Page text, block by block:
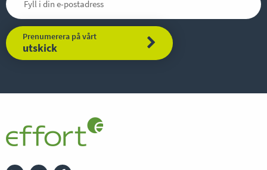
Prenumerera på vårt
utskick